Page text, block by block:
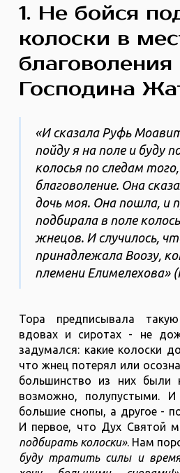
1. Не бойся
колоски в
благоволения
Господина
«И сказала Руфь
пойду я на поле и буду
колосья по следам
благоволение. Она
дочь моя. Она пошла, и
подбирала в поле
жнецов. И случилось,
принадлежала Воозу,
племени Елимелехова»
Тора предписывала
вдовах и сиротах - не
задумался: какие колоски
что жнец потерял или
большинство из них были
возможно, полупустыми.
большие снопы, а другое -
И первое, что Дух Святой
подбирать колоски». Нам
буду тратить силы и